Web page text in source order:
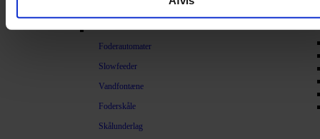
Skåle og automater
Foderautomater
Slowfeeder
Vandfontæne
Foderskåle
Skålunderlag